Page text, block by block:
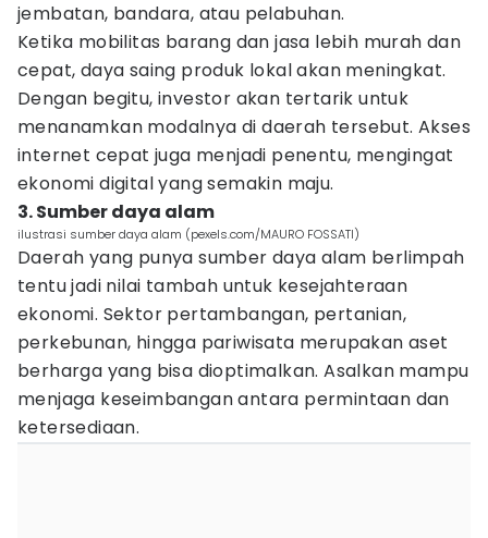
jembatan, bandara, atau pelabuhan.
Ketika mobilitas barang dan jasa lebih murah dan
cepat, daya saing produk lokal akan meningkat.
Dengan begitu, investor akan tertarik untuk
menanamkan modalnya di daerah tersebut. Akses
internet cepat juga menjadi penentu, mengingat
ekonomi digital yang semakin maju.
3. Sumber daya alam
ilustrasi sumber daya alam (pexels.com/MAURO FOSSATI)
Daerah yang punya sumber daya alam berlimpah
tentu jadi nilai tambah untuk kesejahteraan
ekonomi. Sektor pertambangan, pertanian,
perkebunan, hingga pariwisata merupakan aset
berharga yang bisa dioptimalkan. Asalkan mampu
menjaga keseimbangan antara permintaan dan
ketersediaan.